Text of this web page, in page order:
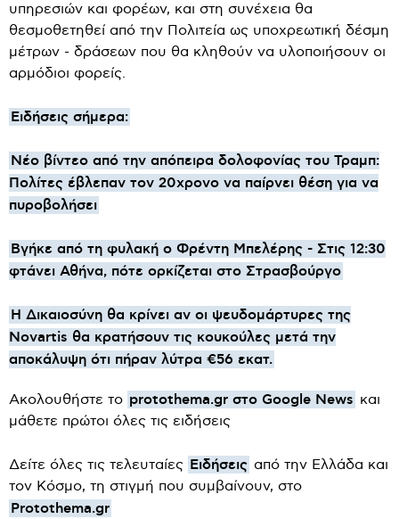
υπηρεσιών και φορέων, και στη συνέχεια θα
θεσμοθετηθεί από την Πολιτεία ως υποχρεωτική δέσμη
μέτρων - δράσεων που θα κληθούν να υλοποιήσουν οι
αρμόδιοι φορείς.
Ειδήσεις σήμερα:
Νέο βίντεο από την απόπειρα δολοφονίας του Τραμπ:
Πολίτες έβλεπαν τον 20χρονο να παίρνει θέση για να
πυροβολήσει
Βγήκε από τη φυλακή ο Φρέντη Μπελέρης - Στις 12:30
φτάνει Αθήνα, πότε ορκίζεται στο Στρασβούργο
Η Δικαιοσύνη θα κρίνει αν οι ψευδομάρτυρες της
Novartis θα κρατήσουν τις κουκούλες μετά την
αποκάλυψη ότι πήραν λύτρα €56 εκατ.
Ακολουθήστε το protothema.gr στο Google News και
μάθετε πρώτοι όλες τις ειδήσεις
Δείτε όλες τις τελευταίες Ειδήσεις από την Ελλάδα και
τον Κόσμο, τη στιγμή που συμβαίνουν, στο
Protothema.gr